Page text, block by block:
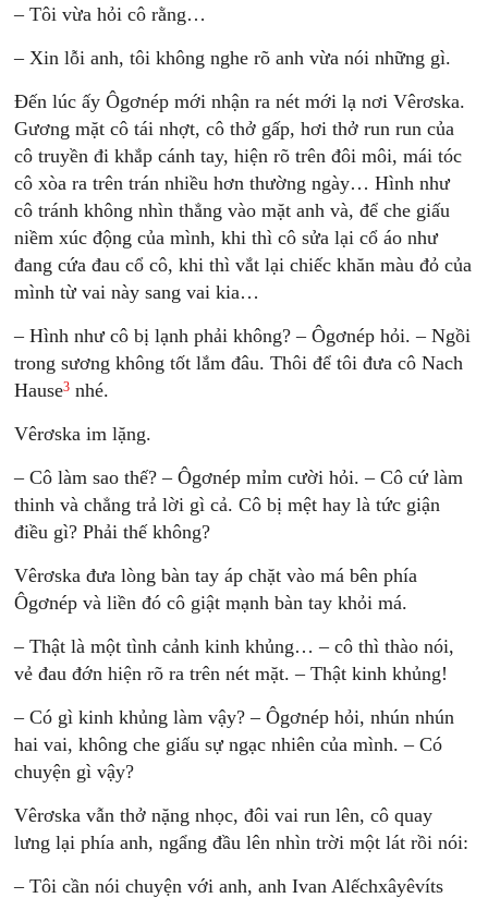
– Tôi vừa hỏi cô rằng…
– Xin lỗi anh, tôi không nghe rõ anh vừa nói những gì.
Đến lúc ấy Ôgơnép mới nhận ra nét mới lạ nơi Vêrơska.
Gương mặt cô tái nhợt, cô thở gấp, hơi thở run run của
cô truyền đi khắp cánh tay, hiện rõ trên đôi môi, mái tóc
cô xòa ra trên trán nhiều hơn thường ngày… Hình như
cô tránh không nhìn thẳng vào mặt anh và, để che giấu
niềm xúc động của mình, khi thì cô sửa lại cổ áo như
đang cứa đau cổ cô, khi thì vắt lại chiếc khăn màu đỏ của
mình từ vai này sang vai kia…
– Hình như cô bị lạnh phải không? – Ôgơnép hỏi. – Ngồi
trong sương không tốt lắm đâu. Thôi để tôi đưa cô Nach
Hause3 nhé.
Vêrơska im lặng.
– Cô làm sao thế? – Ôgơnép mỉm cười hỏi. – Cô cứ làm
thinh và chẳng trả lời gì cả. Cô bị mệt hay là tức giận
điều gì? Phải thế không?
Vêrơska đưa lòng bàn tay áp chặt vào má bên phía
Ôgơnép và liền đó cô giật mạnh bàn tay khỏi má.
– Thật là một tình cảnh kinh khủng… – cô thì thào nói,
vẻ đau đớn hiện rõ ra trên nét mặt. – Thật kinh khủng!
– Có gì kinh khủng làm vậy? – Ôgơnép hỏi, nhún nhún
hai vai, không che giấu sự ngạc nhiên của mình. – Có
chuyện gì vậy?
Vêrơska vẫn thở nặng nhọc, đôi vai run lên, cô quay
lưng lại phía anh, ngẩng đầu lên nhìn trời một lát rồi nói:
– Tôi cần nói chuyện với anh, anh Ivan Alếchxâyêvíts